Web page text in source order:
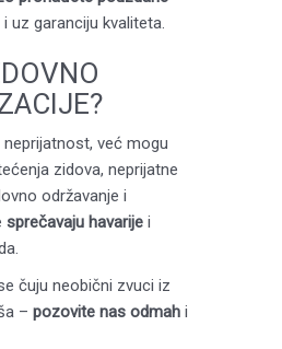
uz garanciju kvaliteta.
već mogu
zidova, neprijatne
održavanje i
sprečavaju havarije i
čuju neobični zvuci iz
–pozovite nas odmah i